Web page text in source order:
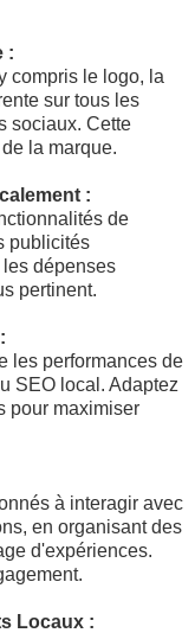
:
compris le logo, la
sur tous les
sociaux. Cette
la marque.
:
de
publicités
dépenses
pertinent.
les performances de
SEO local. Adaptez
pour maximiser
à interagir avec
en organisant des
d'expériences.
Locaux :